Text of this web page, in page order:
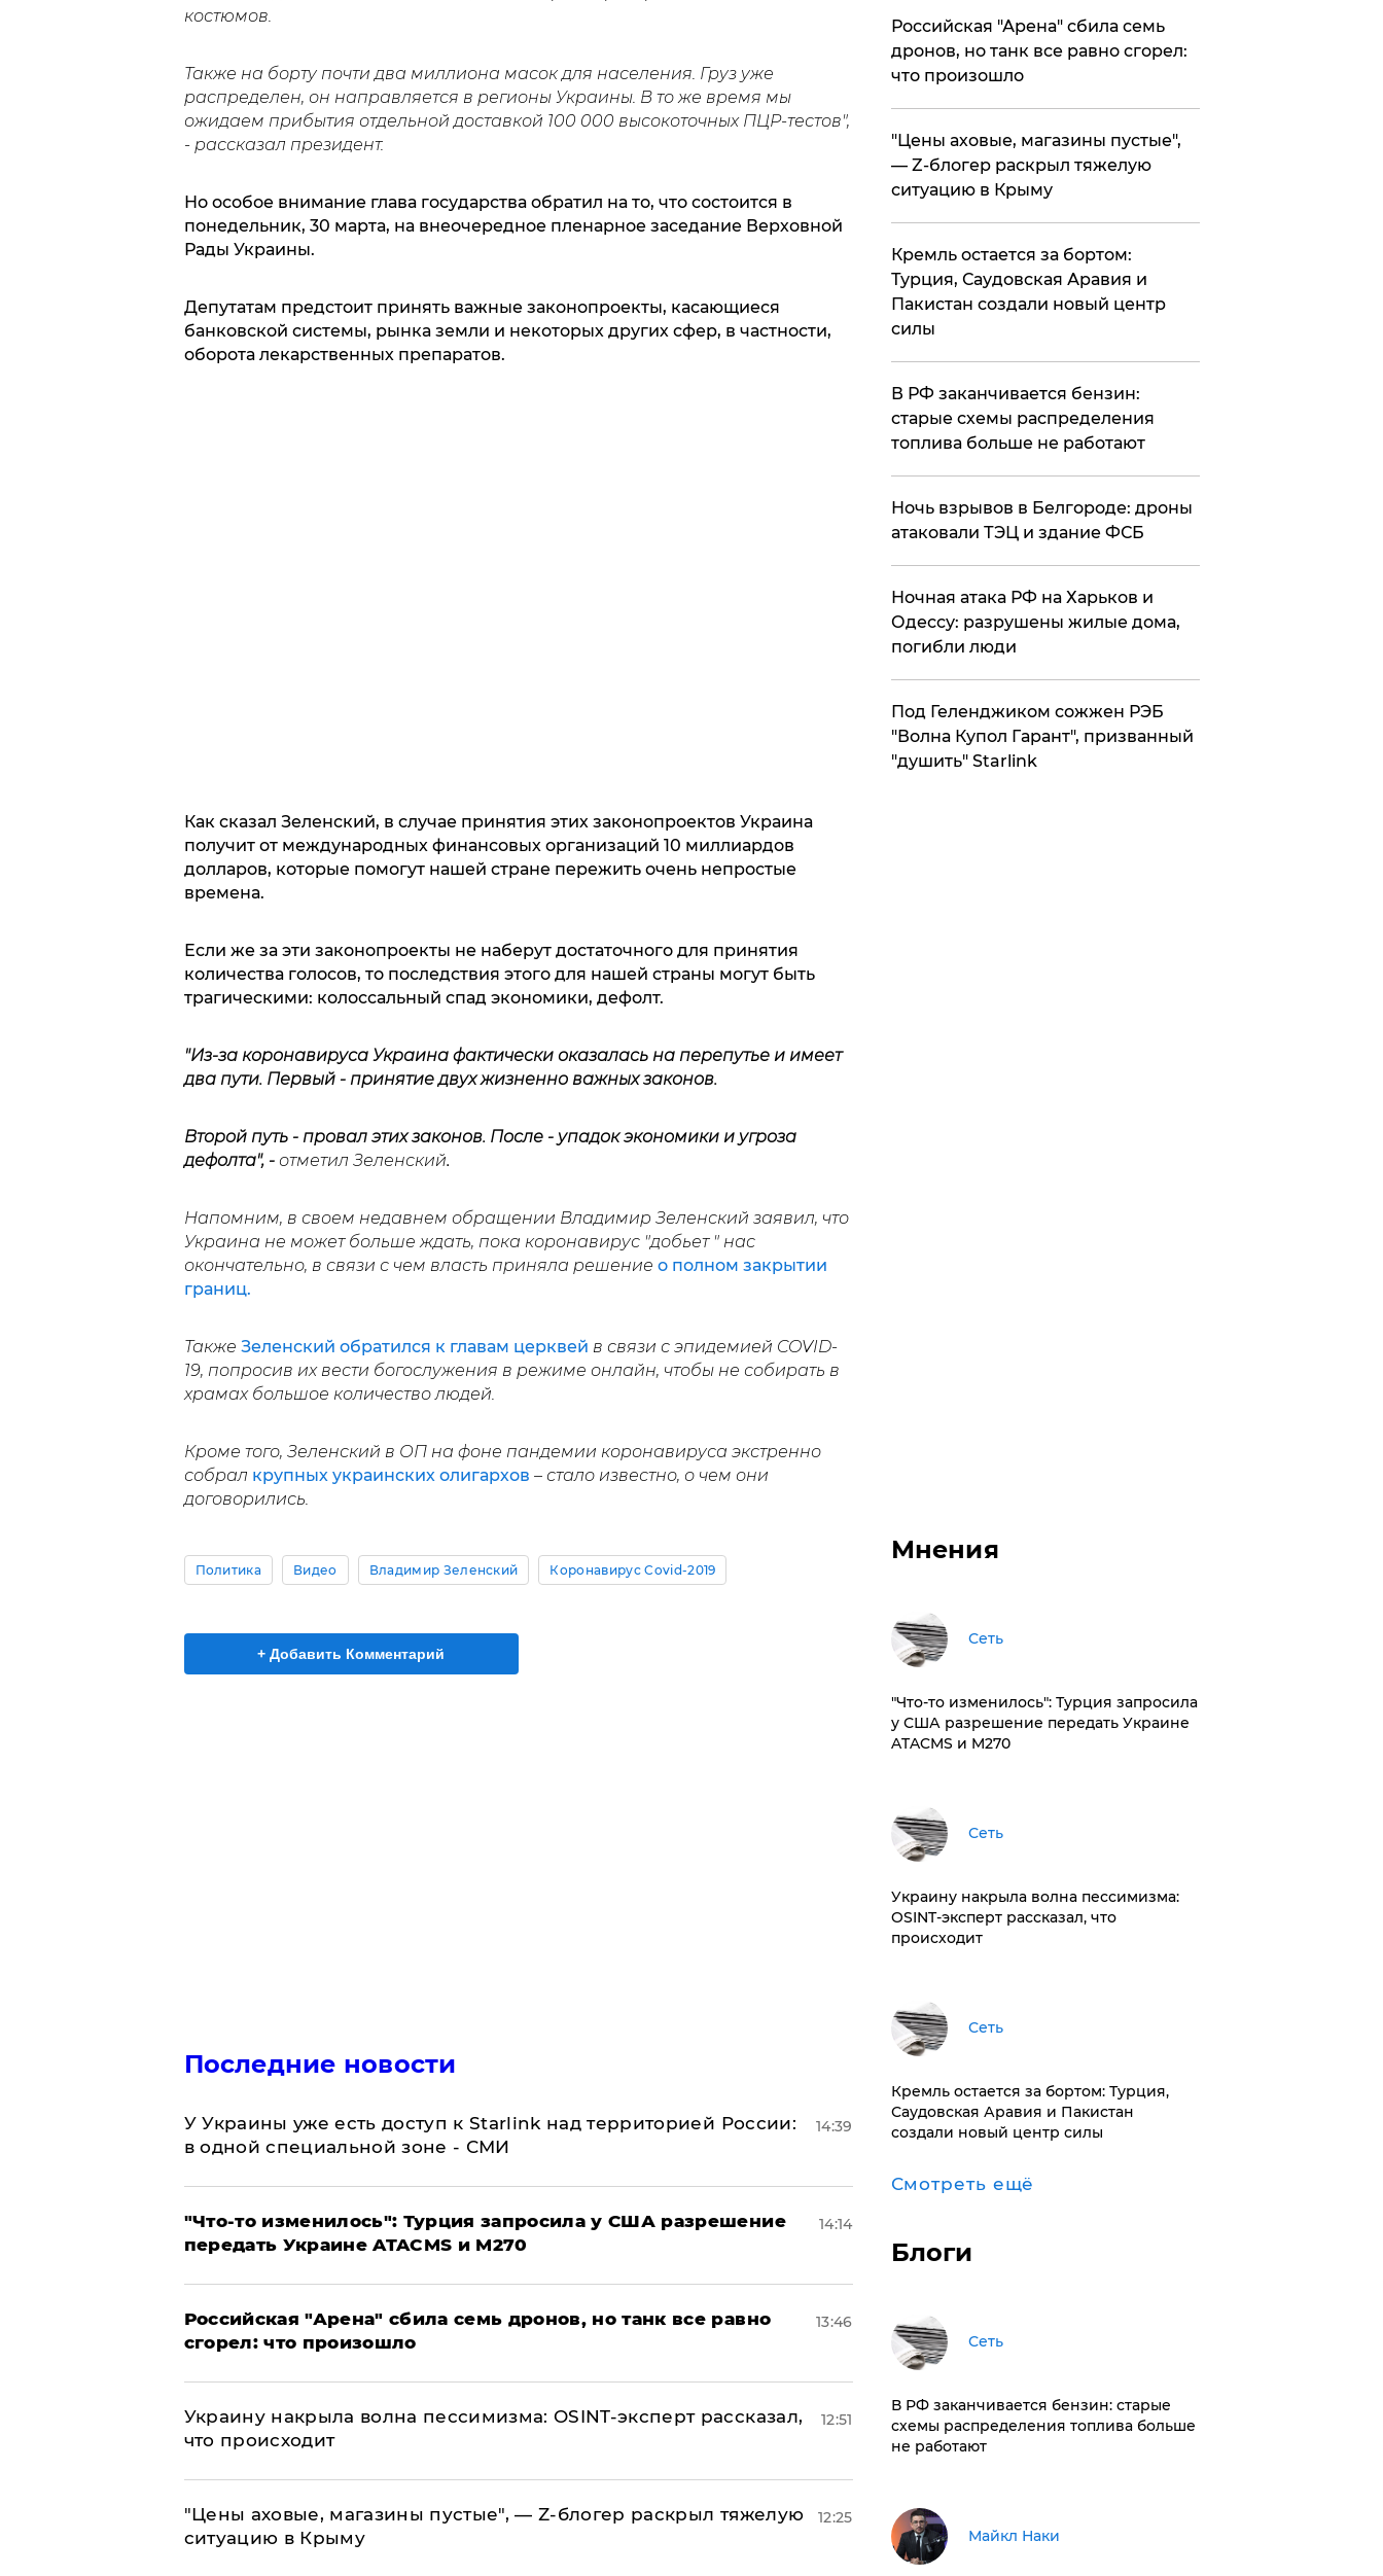
костюмов.
Также на борту почти два миллиона масок для населения. Груз уже
распределен, он направляется в регионы Украины. В то же время мы
ожидаем прибытия отдельной доставкой 100 000 высокоточных ПЦР-тестов",
- рассказал президент.
Но особое внимание глава государства обратил на то, что состоится в
понедельник, 30 марта, на внеочередное пленарное заседание Верховной
Рады Украины.
Депутатам предстоит принять важные законопроекты, касающиеся
банковской системы, рынка земли и некоторых других сфер, в частности,
оборота лекарственных препаратов.
Как сказал Зеленский, в случае принятия этих законопроектов Украина
получит от международных финансовых организаций 10 миллиардов
долларов, которые помогут нашей стране пережить очень непростые
времена.
Если же за эти законопроекты не наберут достаточного для принятия
количества голосов, то последствия этого для нашей страны могут быть
трагическими: колоссальный спад экономики, дефолт.
"Из-за коронавируса Украина фактически оказалась на перепутье и имеет
два пути. Первый - принятие двух жизненно важных законов.
Второй путь - провал этих законов. После - упадок экономики и угроза
дефолта", - отметил Зеленский.
Напомним, в своем недавнем обращении Владимир Зеленский заявил, что
Украина не может больше ждать, пока коронавирус "добьет " нас
окончательно, в связи с чем власть приняла решение о полном закрытии
границ.
Также Зеленский обратился к главам церквей в связи с эпидемией COVID-
19, попросив их вести богослужения в режиме онлайн, чтобы не собирать в
храмах большое количество людей.
Кроме того, Зеленский в ОП на фоне пандемии коронавируса экстренно
собрал крупных украинских олигархов – стало известно, о чем они
договорились.
Политика Видео Владимир Зеленский Коронавирус Covid-2019
+ Добавить Комментарий
Последние новости
У Украины уже есть доступ к Starlink над территорией России:
в одной специальной зоне - СМИ
14:39
​"Что-то изменилось": Турция запросила у США разрешение
передать Украине ATACMS и M270
14:14
​Российская "Арена" сбила семь дронов, но танк все равно
сгорел: что произошло
13:46
​Украину накрыла волна пессимизма: OSINT-эксперт рассказал,
что происходит
12:51
​"Цены аховые, магазины пустые", — Z-блогер раскрыл тяжелую
ситуацию в Крыму
12:25
​Российская "Арена" сбила семь
дронов, но танк все равно сгорел:
что произошло
​"Цены аховые, магазины пустые",
— Z-блогер раскрыл тяжелую
ситуацию в Крыму
​Кремль остается за бортом:
Турция, Саудовская Аравия и
Пакистан создали новый центр
силы
​В РФ заканчивается бензин:
старые схемы распределения
топлива больше не работают
​Ночь взрывов в Белгороде: дроны
атаковали ТЭЦ и здание ФСБ
​Ночная атака РФ на Харьков и
Одессу: разрушены жилые дома,
погибли люди
Под Геленджиком сожжен РЭБ
"Волна Купол Гарант", призванный
"душить" Starlink
Мнения
Сеть
​"Что-то изменилось": Турция запросила
у США разрешение передать Украине
ATACMS и M270
Сеть
​Украину накрыла волна пессимизма:
OSINT-эксперт рассказал, что
происходит
Сеть
​Кремль остается за бортом: Турция,
Саудовская Аравия и Пакистан
создали новый центр силы
Смотреть ещё
Блоги
Сеть
​В РФ заканчивается бензин: старые
схемы распределения топлива больше
не работают
Майкл Наки